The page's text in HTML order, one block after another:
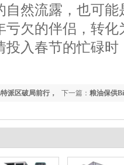
自然流露，也可
亏欠的伴侣，转
入春节的忙碌时
下一篇： 粮油保供
派区破局前行，